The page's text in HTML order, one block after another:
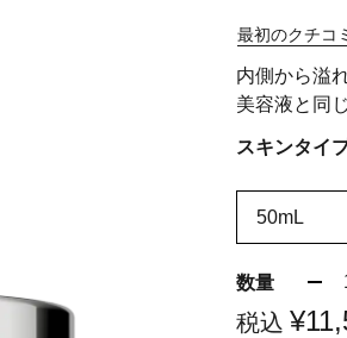
最初のクチコ
内側から溢
美容液と同
スキンタイ
50mL
数量
税込